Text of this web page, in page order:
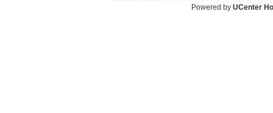
Powered by UCenter